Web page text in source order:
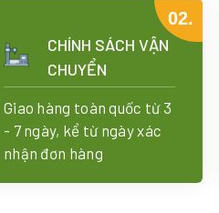
02.
CHÍNH SÁCH VẬN
CHUYỂN
Giao hàng toàn quốc từ 3
- 7 ngày, kể từ ngày xác
nhận đơn hàng